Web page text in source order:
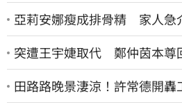
亞莉安娜瘦成排骨精 家人急
突遭王宇婕取代 鄭仲茵本尊
田路路晚景淒涼！許常德開轟